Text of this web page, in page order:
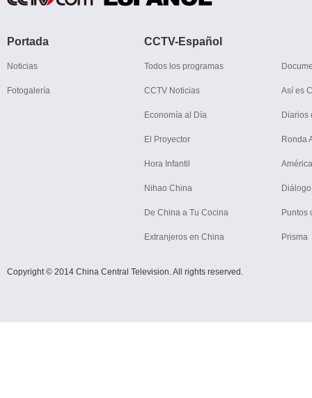
Portada
Noticias
Fotogalería
CCTV-Español
Todos los programas
CCTV Noticias
Economía al Día
El Proyector
Hora Infantil
Nihao China
De China a Tu Cocina
Extranjeros en China
Así es
Diarios
Ronda
Diálogo
Puntos
Prisma
Copyright © 2014 China Central Television. All rights reserved.